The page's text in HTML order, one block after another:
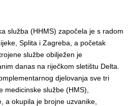
služba (HHMS) započela je s radom
Splita i Zagreba, a početak
službe obilježen je
danas na riječkom sletištu Delta.
djelovanja sve tri
medicinske službe (HMS),
a okupila je brojne uzvanike,